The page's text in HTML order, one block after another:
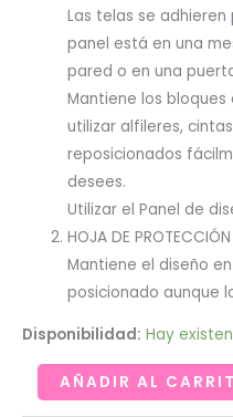
Las telas se
panel está en una
pared o en una
Mantiene los bloques
utilizar alfileres,
reposicionados
desees.
Utilizar el Panel de
HOJA DE PROTECCIÓN
Mantiene el diseño
posicionado aunque
Disponibilidad: Hay
de
AÑADIR AL